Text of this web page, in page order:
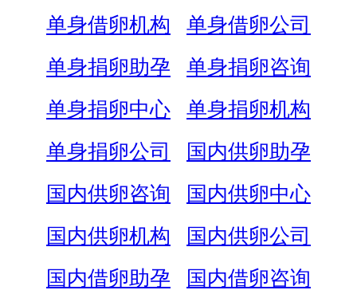
单身借卵机构
单身借卵公司
单身捐卵助孕
单身捐卵咨询
单身捐卵中心
单身捐卵机构
单身捐卵公司
国内供卵助孕
国内供卵咨询
国内供卵中心
国内供卵机构
国内供卵公司
国内借卵助孕
国内借卵咨询